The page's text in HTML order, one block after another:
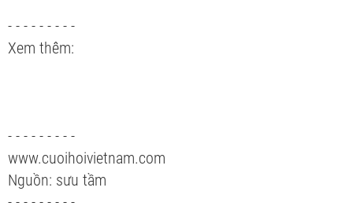
- - - - - - - - -
Xem thêm:
- - - - - - - - -
www.cuoihoivietnam.com
Nguồn: sưu tầm
- - - - - - - - -